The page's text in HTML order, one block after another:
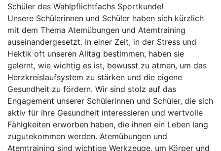
Schüler des Wahlpflichtfachs Sportkunde!
Unsere Schülerinnen und Schüler haben sich kürzlich
mit dem Thema Atemübungen und Atemtraining
auseinandergesetzt. In einer Zeit, in der Stress und
Hektik oft unseren Alltag bestimmen, haben sie
gelernt, wie wichtig es ist, bewusst zu atmen, um das
Herzkreislaufsystem zu stärken und die eigene
Gesundheit zu fördern. Wir sind stolz auf das
Engagement unserer Schülerinnen und Schüler, die sich
aktiv für ihre Gesundheit interessieren und wertvolle
Fähigkeiten erworben haben, die ihnen ein Leben lang
zugutekommen werden. Atemübungen und
Atemtraining sind wichtige Werkzeuge, um Körper und